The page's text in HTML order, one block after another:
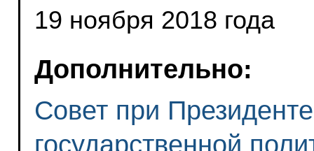
19 ноября 2018 года
Дополнительно:
Совет при
государственной